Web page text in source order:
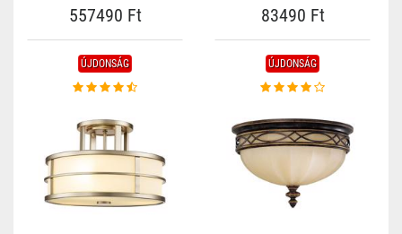
557490 Ft 83490 Ft
ÚJDONSÁG ÚJDONSÁG